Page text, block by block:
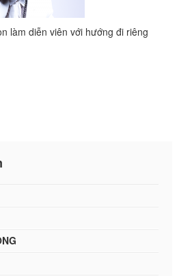
làm diễn viên với hướng đi riêng